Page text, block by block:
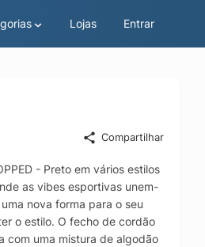
Lojas Entrar
Compartilhar
- Preto em vários estilos
as vibes esportivas unem-
nova forma para o seu
o estilo. O fecho de cordão
com uma mistura de algodão